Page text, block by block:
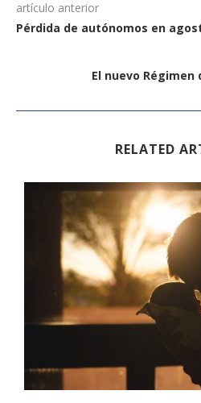
artículo anterior
Pérdida de autónomos en
El nuevo Régimen
RELATED